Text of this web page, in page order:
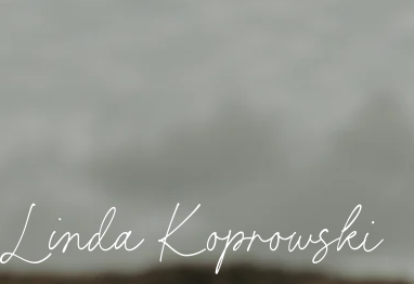
Linda Koprowski